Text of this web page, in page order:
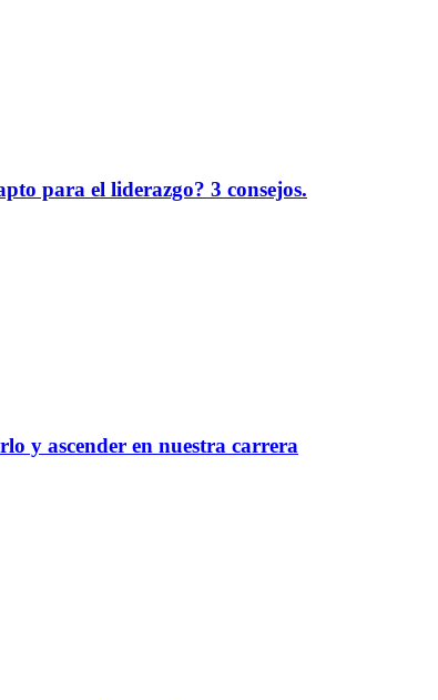
para el liderazgo? 3 consejos.
y ascender en nuestra carrera